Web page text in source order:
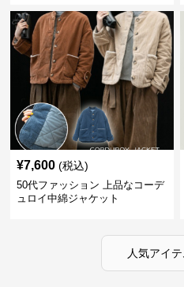
¥7,600 (税込)
50代ファッション 上品なコーデ
ュロイ中綿ジャケット
人気アイ